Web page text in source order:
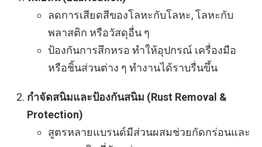
ลดการเสียดสีของโลหะกับโลหะ, โลหะกับ
พลาสติก หรือวัสดุอื่น ๆ
ป้องกันการสึกหรอ ทำให้อุปกรณ์ เครื่องมือ
หรือชิ้นส่วนต่าง ๆ ทำงานได้ราบรื่นขึ้น
กำจัดสนิมและป้องกันสนิม (Rust Removal &
Protection)
สูตรหลายแบรนด์มีส่วนผสมช่วยกัดกร่อนและ